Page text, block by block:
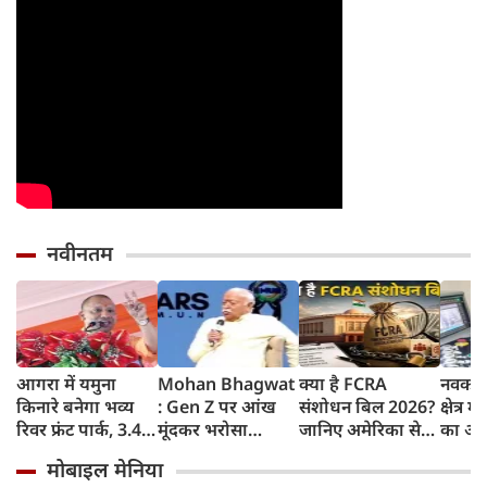
नवीनतम
आगरा में यमुना
किनारे बनेगा भव्य
रिवर फ्रंट पार्क, 3.46
करेगी योगी सरकार;
Mohan Bhagwat
: Gen Z पर आंख
मूंदकर भरोसा
प्रदर्शन को राष्ट्रविरोधी
क्या है FCRA
संशोधन बिल 2026?
जानिए अमेरिका से
क्यों हैं चिंतित
क्षेत्र
का
यादव
मोबाइल मेनिया